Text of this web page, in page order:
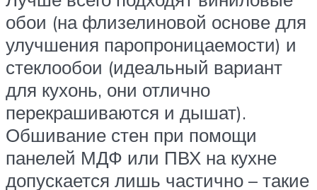
обои (на флизелиновой основе для
улучшения паропроницаемости) и
стеклообои (идеальный вариант
для кухонь, они отлично
перекрашиваются и дышат).
Обшивание стен при помощи
панелей МДФ или ПВХ на кухне
допускается лишь частично – такие